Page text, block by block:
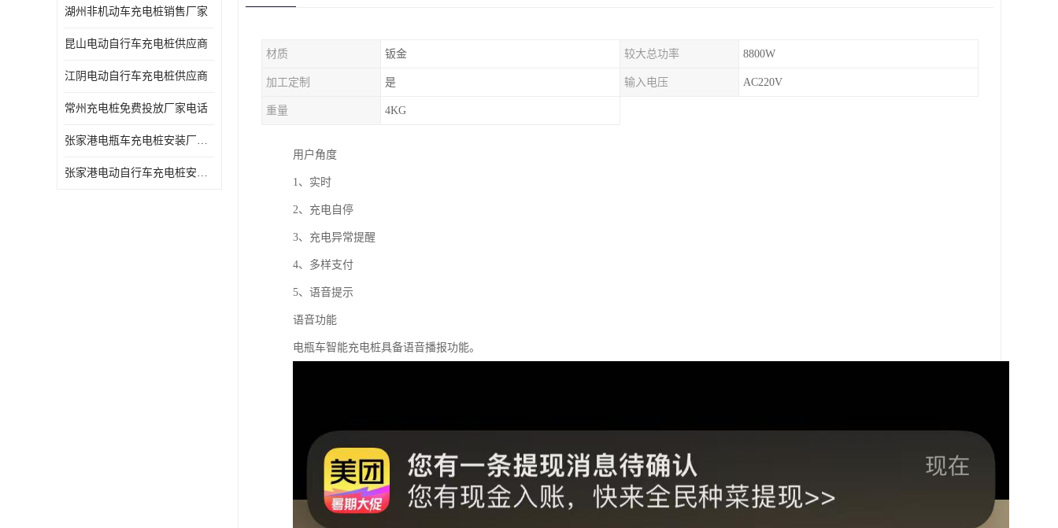
湖州非机动车充电桩销售厂家
昆山电动自行车充电桩供应商
江阴电动自行车充电桩供应商
常州充电桩免费投放厂家电话
张家港电瓶车充电桩安装厂家电话
张家港电动自行车充电桩安装供货商
材质 钣金 较大总功率 8800W
加工定制 是 输入电压 AC220V
重量 4KG
用户角度
1、实时
2、充电自停
3、充电异常提醒
4、多样支付
5、语音提示
语音功能
电瓶车智能充电桩具备语音播报功能。